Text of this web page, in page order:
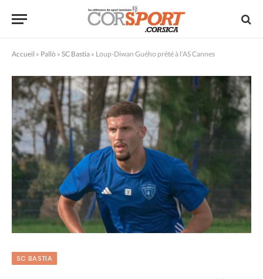
Accueil » Pallò » SC Bastia » Loup-Diwan Guého prêté à l’AS Cannes
SC BASTIA